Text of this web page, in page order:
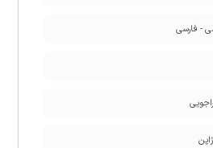
- فارسی
ژاپن